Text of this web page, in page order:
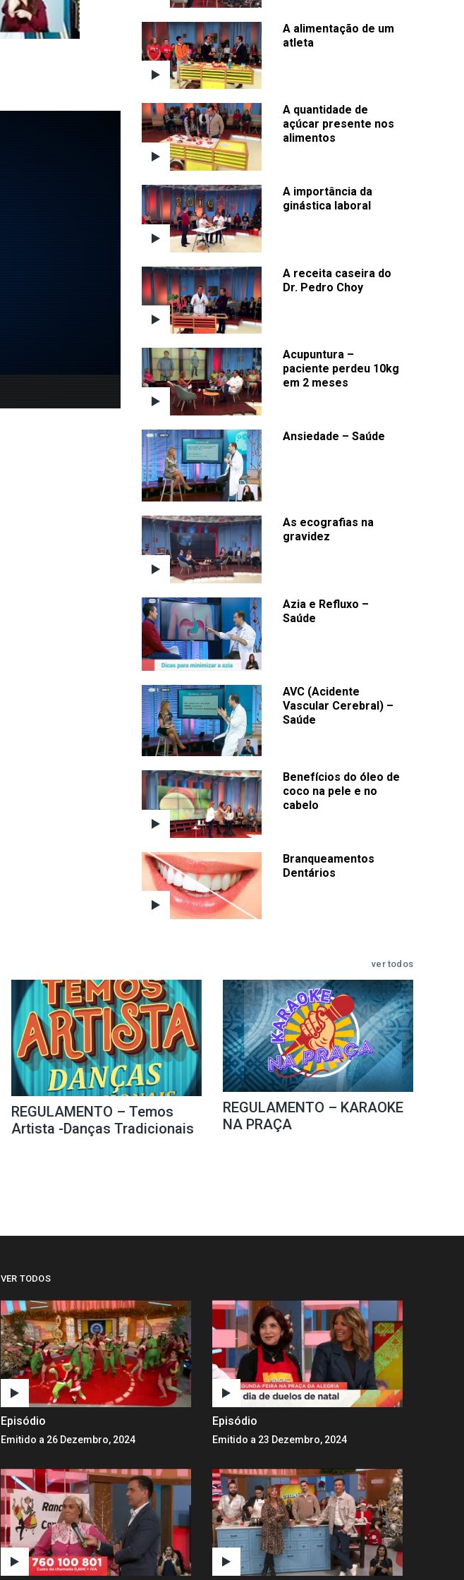
A alimentação de um
atleta
A quantidade de
açúcar presente nos
alimentos
A importância da
ginástica laboral
A receita caseira do
Dr. Pedro Choy
Acupuntura –
paciente perdeu 10kg
em 2 meses
Ansiedade – Saúde
As ecografias na
gravidez
Azia e Refluxo –
Saúde
AVC (Acidente
Vascular Cerebral) –
Saúde
Benefícios do óleo de
coco na pele e no
cabelo
Branqueamentos
Dentários
ver todos
REGULAMENTO – Temos
Artista -Danças Tradicionais
REGULAMENTO – KARAOKE
NA PRAÇA
VER TODOS
Episódio
Emitido a 26 Dezembro, 2024
Episódio
Emitido a 23 Dezembro, 2024